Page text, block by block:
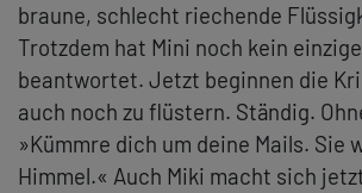
braune, schlecht riechende
Trotzdem hat Mini noch kein
beantwortet. Jetzt beginnen die
auch noch zu flüstern. Ständig.
»Kümmre dich um deine Mails. Sie
Himmel.« Auch Miki macht sich